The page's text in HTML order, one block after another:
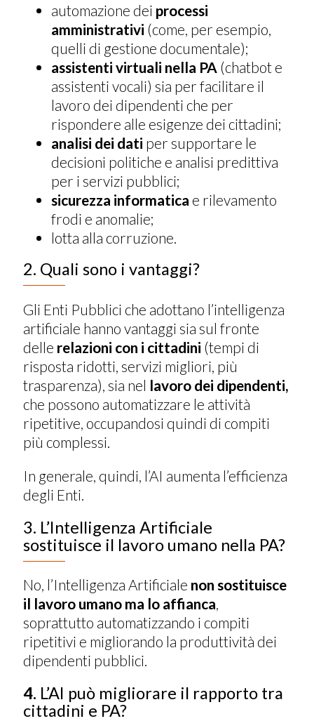
automazione dei processi
amministrativi (come, per esempio,
quelli di gestione documentale);
assistenti virtuali nella PA (chatbot e
assistenti vocali) sia per facilitare il
lavoro dei dipendenti che per
rispondere alle esigenze dei cittadini;
analisi dei dati per supportare le
decisioni politiche e analisi predittiva
per i servizi pubblici;
sicurezza informatica e rilevamento
frodi e anomalie;
lotta alla corruzione.
2. Quali sono i vantaggi?
Gli Enti Pubblici che adottano l’intelligenza
artificiale hanno vantaggi sia sul fronte
delle relazioni con i cittadini (tempi di
risposta ridotti, servizi migliori, più
trasparenza), sia nel lavoro dei dipendenti,
che possono automatizzare le attività
ripetitive, occupandosi quindi di compiti
più complessi.
In generale, quindi, l’AI aumenta l’efficienza
degli Enti.
3. L’Intelligenza Artificiale
sostituisce il lavoro umano nella PA?
No, l’Intelligenza Artificiale non sostituisce
il lavoro umano ma lo affianca,
soprattutto automatizzando i compiti
ripetitivi e migliorando la produttività dei
dipendenti pubblici.
4. L’AI può migliorare il rapporto tra
cittadini e PA?